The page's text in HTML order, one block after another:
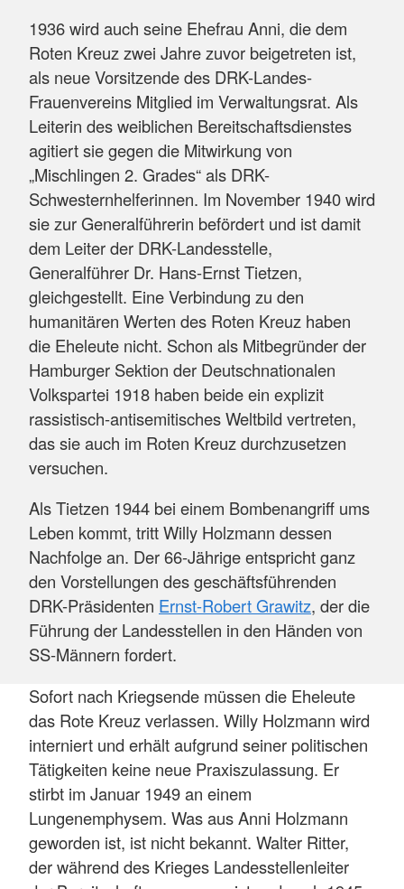
1936 wird auch seine Ehefrau Anni, die dem
Roten Kreuz zwei Jahre zuvor beigetreten ist,
als neue Vorsitzende des DRK-Landes-
Frauenvereins Mitglied im Verwaltungsrat. Als
Leiterin des weiblichen Bereitschaftsdienstes
agitiert sie gegen die Mitwirkung von
„Mischlingen 2. Grades“ als DRK-
Schwesternhelferinnen. Im November 1940 wird
sie zur Generalführerin befördert und ist damit
dem Leiter der DRK-Landesstelle,
Generalführer Dr. Hans-Ernst Tietzen,
gleichgestellt. Eine Verbindung zu den
humanitären Werten des Roten Kreuz haben
die Eheleute nicht. Schon als Mitbegründer der
Hamburger Sektion der Deutschnationalen
Volkspartei 1918 haben beide ein explizit
rassistisch-antisemitisches Weltbild vertreten,
das sie auch im Roten Kreuz durchzusetzen
versuchen.
Als Tietzen 1944 bei einem Bombenangriff ums
Leben kommt, tritt Willy Holzmann dessen
Nachfolge an. Der 66-Jährige entspricht ganz
den Vorstellungen des geschäftsführenden
DRK-Präsidenten Ernst-Robert Grawitz, der die
Führung der Landesstellen in den Händen von
SS-Männern fordert.
Sofort nach Kriegsende müssen die Eheleute
das Rote Kreuz verlassen. Willy Holzmann wird
interniert und erhält aufgrund seiner politischen
Tätigkeiten keine neue Praxiszulassung. Er
stirbt im Januar 1949 an einem
Lungenemphysem. Was aus Anni Holzmann
geworden ist, ist nicht bekannt. Walter Ritter,
der während des Krieges Landesstellenleiter